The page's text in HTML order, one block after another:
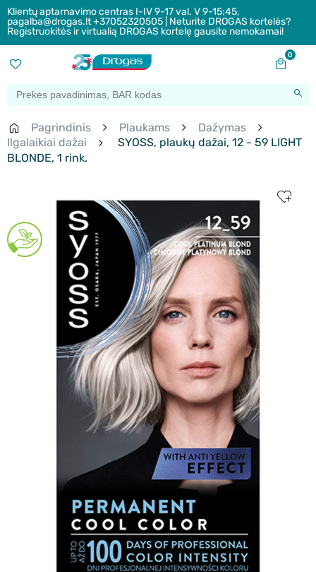
Klientų aptarnavimo centras I-IV 9-17 val. V 9-15:45,
pagalba@drogas.lt +37052320505 | Neturite DROGAS kortelės?
Registruokitės ir virtualią DROGAS kortelę gausite nemokamai!
0
Pagrindinis Plaukams
Dažymas
Ilgalaikiai dažai
SYOSS, plaukų dažai, 12 - 59 LIGHT
BLONDE, 1 rink.